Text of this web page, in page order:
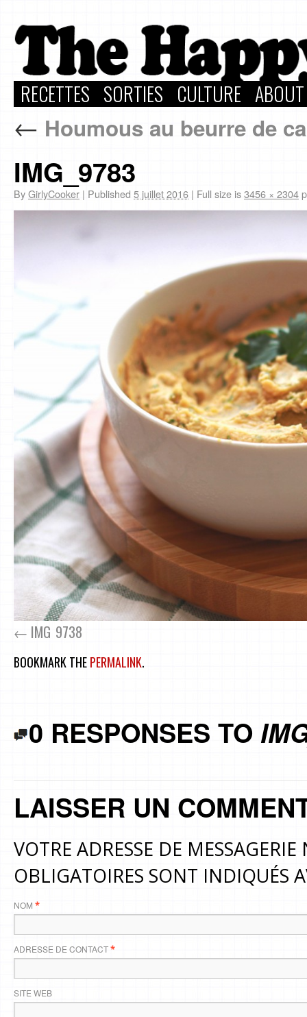
RECETTES SORTIES CULTURE
← Houmous au beurre de
IMG_9783
ByGirlyCooker | Published 5 juillet 2016 | Full size is3456 × 2304
IMG_9738
BOOKMARK THEPERMALINK.
0 RESPONSES TO
LAISSER UN
VOTRE ADRESSE DE
OBLIGATOIRES SONT INDIQUÉS
NOM *
ADRESSE DE CONTACT*
SITE WEB